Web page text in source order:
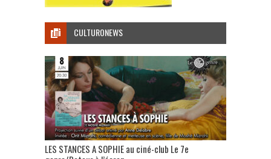
CULTURONEWS
LES STANCES A SOPHIE au ciné-club Le 7e